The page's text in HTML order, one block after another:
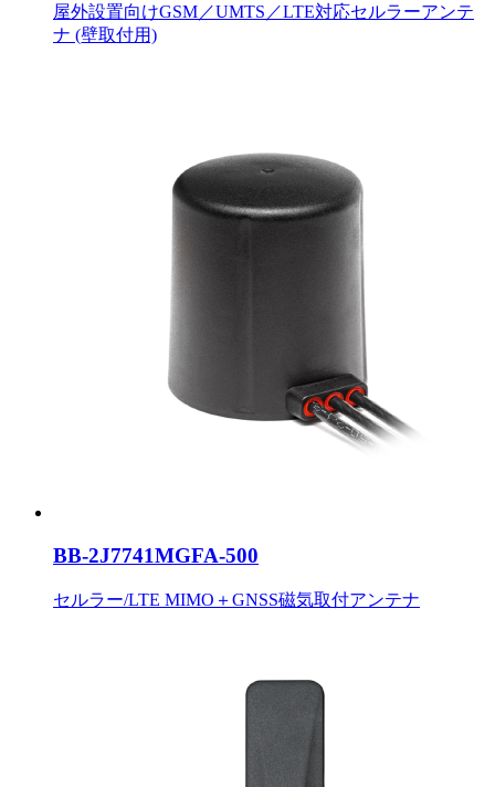
屋外設置向けGSM／UMTS／LTE対応セルラーアンテ
ナ (壁取付用)
BB-2J7741MGFA-500
セルラー/LTE MIMO＋GNSS磁気取付アンテナ